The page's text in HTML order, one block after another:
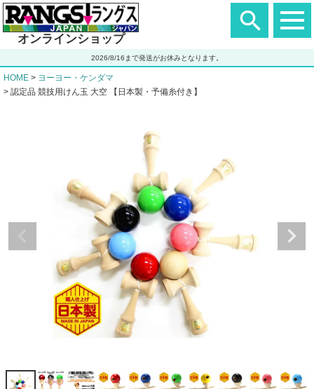
ヘ
ダ
エ
ア
オンラインショップ
2026/8/16まで発送がお休みとなります。
HOME
ヨーヨー・ケンダマ
認定品 競技用けん玉 大空 【日本製・予備糸付き】